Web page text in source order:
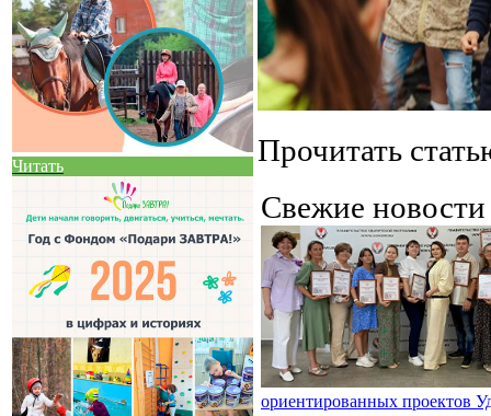
Читать
Прочитать
Свежие
ориентированных проектов